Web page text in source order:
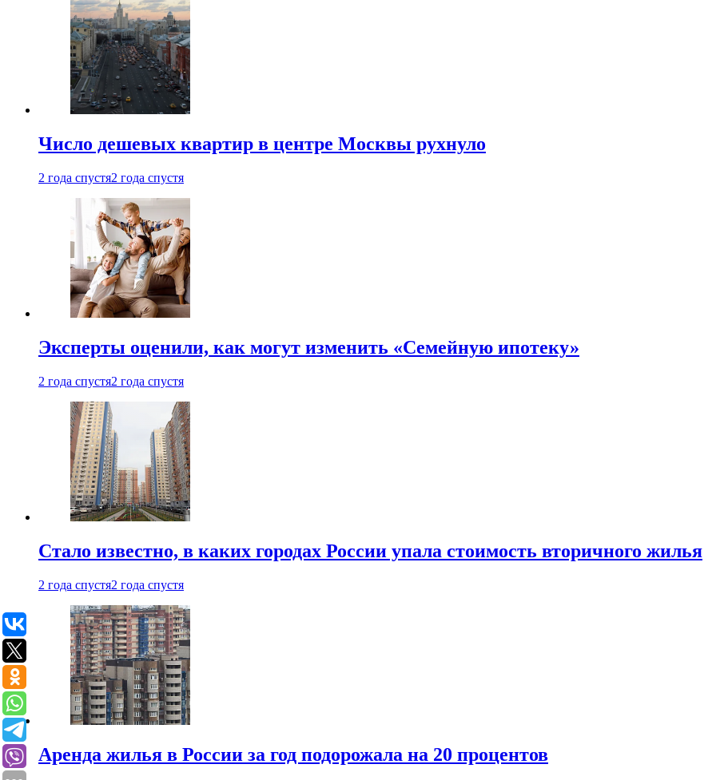
Число дешевых квартир в центре Москвы рухнуло
2 года спустя2 года спустя
Эксперты оценили, как могут изменить «Семейную ипотеку»
2 года спустя2 года спустя
Стало известно, в каких городах России упала стоимость вторичного жилья
2 года спустя2 года спустя
Аренда жилья в России за год подорожала на 20 процентов